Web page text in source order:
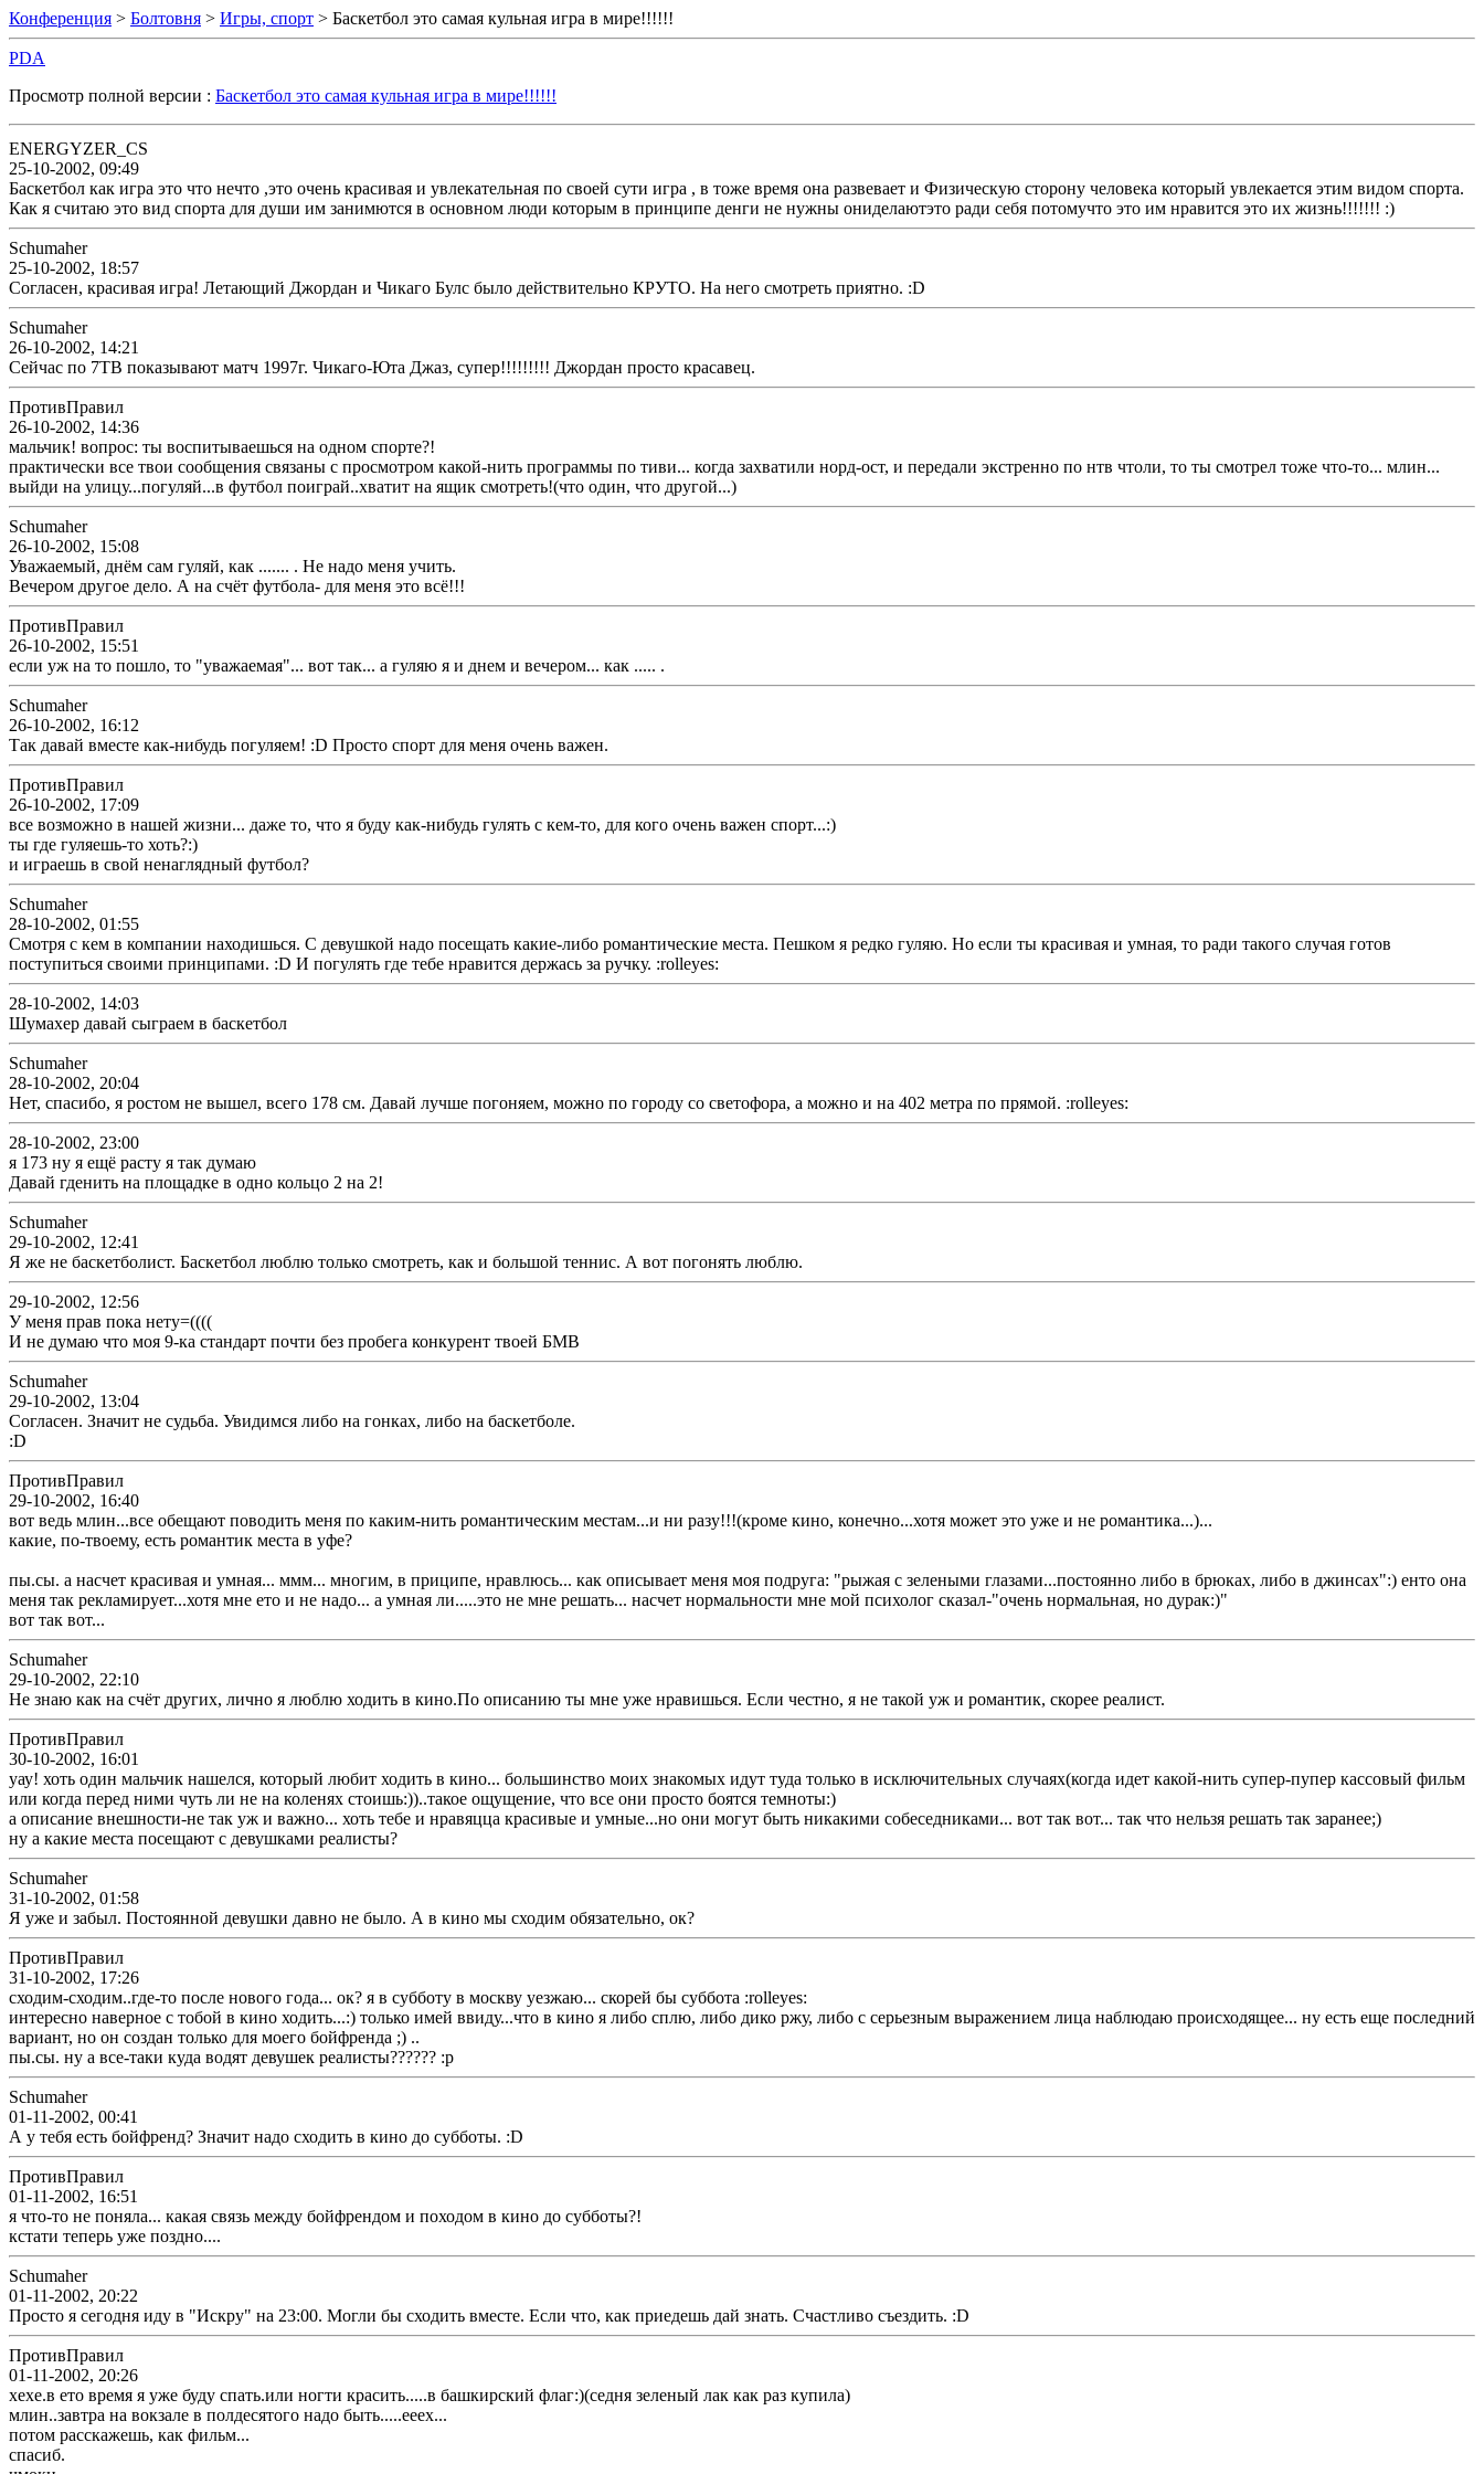
Конференция > Болтовня > Игры, спорт > Баскетбол это самая кульная игра в мире!!!!!!
PDA
Просмотр полной версии : Баскетбол это самая кульная игра в мире!!!!!!
ENERGYZER_CS
25-10-2002, 09:49
Баскетбол как игра это что нечто ,это очень красивая и увлекательная по своей сути игра , в тоже время она развевает и Физическую сторону человека который увлекается этим видом спорта.
Как я считаю это вид спорта для души им занимются в основном люди которым в принципе денги не нужны ониделаютэто ради себя потомучто это им нравится это их жизнь!!!!!!! :)
Schumaher
25-10-2002, 18:57
Согласен, красивая игра! Летающий Джордан и Чикаго Булс было действительно КРУТО. На него смотреть приятно. :D
Schumaher
26-10-2002, 14:21
Сейчас по 7ТВ показывают матч 1997г. Чикаго-Юта Джаз, супер!!!!!!!!! Джордан просто красавец.
ПротивПравил
26-10-2002, 14:36
мальчик! вопрос: ты воспитываешься на одном спорте?!
практически все твои сообщения связаны с просмотром какой-нить программы по тиви... когда захватили норд-ост, и передали экстренно по нтв чтоли, то ты смотрел тоже что-то... млин...
выйди на улицу...погуляй...в футбол поиграй..хватит на ящик смотреть!(что один, что другой...)
Schumaher
26-10-2002, 15:08
Уважаемый, днём сам гуляй, как ....... . Не надо меня учить.
Вечером другое дело. А на счёт футбола- для меня это всё!!!
ПротивПравил
26-10-2002, 15:51
если уж на то пошло, то "уважаемая"... вот так... а гуляю я и днем и вечером... как ..... .
Schumaher
26-10-2002, 16:12
Так давай вместе как-нибудь погуляем! :D Просто спорт для меня очень важен.
ПротивПравил
26-10-2002, 17:09
все возможно в нашей жизни... даже то, что я буду как-нибудь гулять с кем-то, для кого очень важен спорт...:)
ты где гуляешь-то хоть?:)
и играешь в свой ненаглядный футбол?
Schumaher
28-10-2002, 01:55
Смотря с кем в компании находишься. С девушкой надо посещать какие-либо романтические места. Пешком я редко гуляю. Но если ты красивая и умная, то ради такого случая готов
поступиться своими принципами. :D И погулять где тебе нравится держась за ручку. :rolleyes:
28-10-2002, 14:03
Шумахер давай сыграем в баскетбол
Schumaher
28-10-2002, 20:04
Нет, спасибо, я ростом не вышел, всего 178 см. Давай лучше погоняем, можно по городу со светофора, а можно и на 402 метра по прямой. :rolleyes:
28-10-2002, 23:00
я 173 ну я ещё расту я так думаю
Давай гденить на площадке в одно кольцо 2 на 2!
Schumaher
29-10-2002, 12:41
Я же не баскетболист. Баскетбол люблю только смотреть, как и большой теннис. А вот погонять люблю.
29-10-2002, 12:56
У меня прав пока нету=((((
И не думаю что моя 9-ка стандарт почти без пробега конкурент твоей БМВ
Schumaher
29-10-2002, 13:04
Согласен. Значит не судьба. Увидимся либо на гонках, либо на баскетболе.
:D
ПротивПравил
29-10-2002, 16:40
вот ведь млин...все обещают поводить меня по каким-нить романтическим местам...и ни разу!!!(кроме кино, конечно...хотя может это уже и не романтика...)...
какие, по-твоему, есть романтик места в уфе?
пы.сы. а насчет красивая и умная... ммм... многим, в приципе, нравлюсь... как описывает меня моя подруга: "рыжая с зелеными глазами...постоянно либо в брюках, либо в джинсах":) енто она
меня так рекламирует...хотя мне ето и не надо... а умная ли.....это не мне решать... насчет нормальности мне мой психолог сказал-"очень нормальная, но дурак:)"
вот так вот...
Schumaher
29-10-2002, 22:10
Не знаю как на счёт других, лично я люблю ходить в кино.По описанию ты мне уже нравишься. Если честно, я не такой уж и романтик, скорее реалист.
ПротивПравил
30-10-2002, 16:01
уау! хоть один мальчик нашелся, который любит ходить в кино... большинство моих знакомых идут туда только в исключительных случаях(когда идет какой-нить супер-пупер кассовый фильм
или когда перед ними чуть ли не на коленях стоишь:))..такое ощущение, что все они просто боятся темноты:)
а описание внешности-не так уж и важно... хоть тебе и нравяцца красивые и умные...но они могут быть никакими собеседниками... вот так вот... так что нельзя решать так заранее;)
ну а какие места посещают с девушками реалисты?
Schumaher
31-10-2002, 01:58
Я уже и забыл. Постоянной девушки давно не было. А в кино мы сходим обязательно, ок?
ПротивПравил
31-10-2002, 17:26
сходим-сходим..где-то после нового года... ок? я в субботу в москву уезжаю... скорей бы суббота :rolleyes:
интересно наверное с тобой в кино ходить...:) только имей ввиду...что в кино я либо сплю, либо дико ржу, либо с серьезным выражением лица наблюдаю происходящее... ну есть еще последний
вариант, но он создан только для моего бойфренда ;) ..
пы.сы. ну а все-таки куда водят девушек реалисты?????? :p
Schumaher
01-11-2002, 00:41
А у тебя есть бойфренд? Значит надо сходить в кино до субботы. :D
ПротивПравил
01-11-2002, 16:51
я что-то не поняла... какая связь между бойфрендом и походом в кино до субботы?!
кстати теперь уже поздно....
Schumaher
01-11-2002, 20:22
Просто я сегодня иду в "Искру" на 23:00. Могли бы сходить вместе. Если что, как приедешь дай знать. Счастливо съездить. :D
ПротивПравил
01-11-2002, 20:26
хехе.в ето время я уже буду спать.или ногти красить.....в башкирский флаг:)(седня зеленый лак как раз купила)
млин..завтра на вокзале в полдесятого надо быть.....ееех...
потом расскажешь, как фильм...
спасиб.